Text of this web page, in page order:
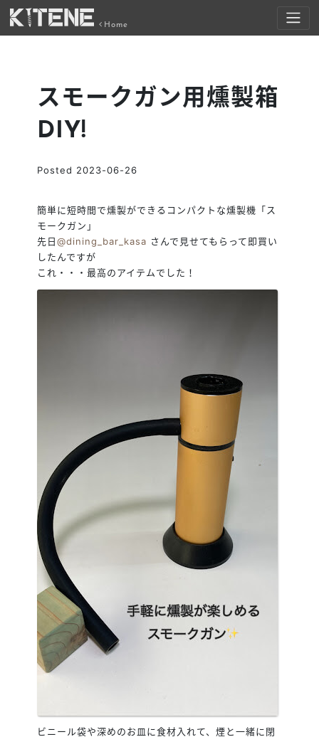
Home
スモークガン用燻製箱
DIY!
Posted 2023-06-26
簡単に短時間で燻製ができるコンパクトな燻製機「ス
モークガン」
先日@dining_bar_kasa さんで見せてもらって即買い
したんですが
これ・・・最高のアイテムでした！
ビニール袋や深めのお皿に食材入れて、煙と一緒に閉